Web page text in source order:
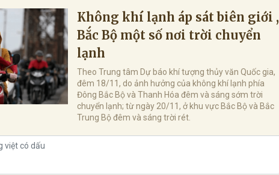
Không khí lạnh áp sát biên giới ,
Bắc Bộ một số nơi trời chuyển
lạnh
Theo Trung tâm Dự báo khí tượng thủy văn Quốc gia,
đêm 18/11, do ảnh hưởng của không khí lạnh phía
Đông Bắc Bộ và Thanh Hóa đêm và sáng sớm trời
chuyển lạnh; từ ngày 20/11, ở khu vực Bắc Bộ và Bắc
Trung Bộ đêm và sáng trời rét.